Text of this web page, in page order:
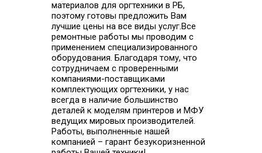
материалов для оргтехники в РБ,
поэтому готовы предложить Вам
лучшие цены на все виды услуг.Все
ремонтные работы мы проводим с
применением специализированного
оборудования. Благодаря тому, что
сотрудничаем с проверенными
компаниями-поставщиками
комплектующих оргтехники, у нас
всегда в наличие большинство
деталей к моделям принтеров и МФУ
ведущих мировых производителей.
Работы, выполненные нашей
компанией – гарант безукоризненной